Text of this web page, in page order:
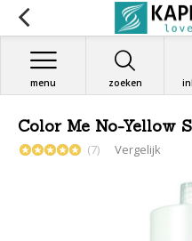
zoeken
menu
Color Me No-Yellow
(7) Vergelijk